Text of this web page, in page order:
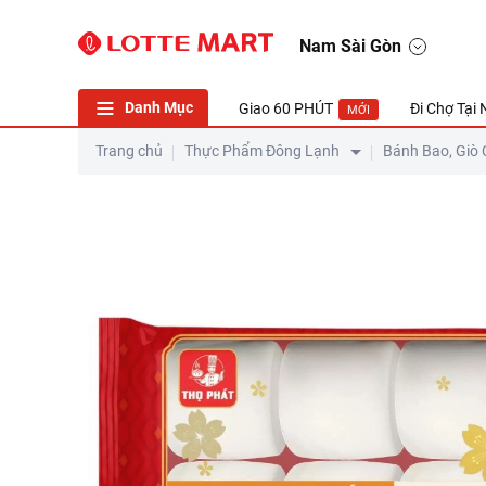
Nam Sài Gòn
Danh Mục Giao 60 PHÚT MỚI Đi Chợ Tại
Trang chủ Thực Phẩm Đông Lạnh Bánh Bao, Giò